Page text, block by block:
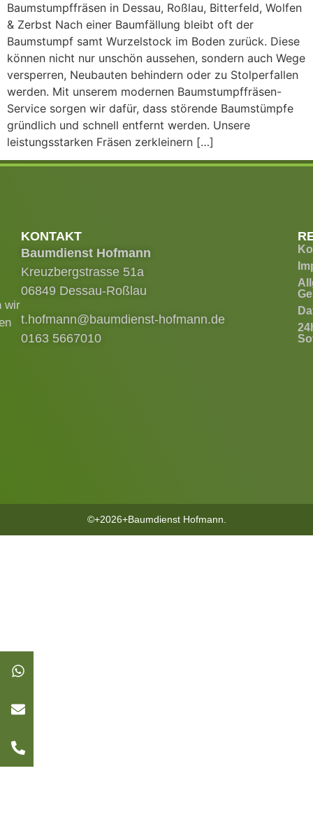
Baumstumpffräsen in Dessau, Roßlau, Bitterfeld, Wolfen
& Zerbst Nach einer Baumfällung bleibt oft der
Baumstumpf samt Wurzelstock im Boden zurück. Diese
können nicht nur unschön aussehen, sondern auch Wege
versperren, Neubauten behindern oder zu Stolperfallen
werden. Mit unserem modernen Baumstumpffräsen-
Service sorgen wir dafür, dass störende Baumstümpfe
gründlich und schnell entfernt werden. Unsere
leistungsstarken Fräsen zerkleinern […]
KONTAKT
Baumdienst Hofmann
Kreuzbergstrasse 51a
06849 Dessau-Roßlau
t.hofmann@baumdienst-hofmann.de
0163 5667010
wir
©+2026+Baumdienst Hofmann.